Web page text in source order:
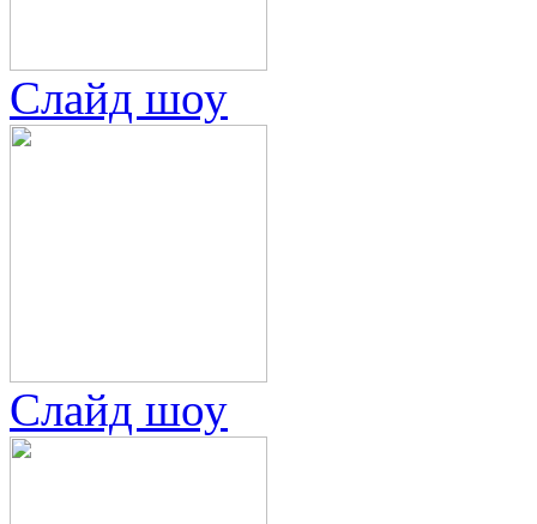
Слайд шоу
Слайд шоу